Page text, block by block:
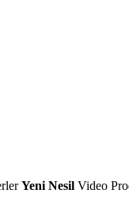
Yeni Nesil Video